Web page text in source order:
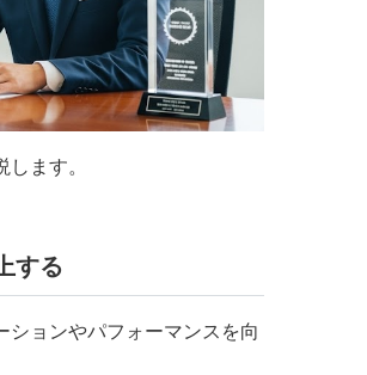
ます。
する
ションやパフォーマンスを向